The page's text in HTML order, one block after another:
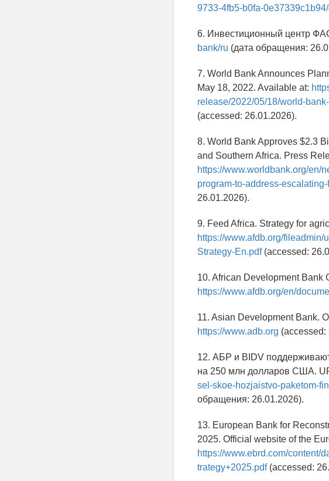
9733-4fb5-b0fa-
6. Инвестиционный центр
bank/ru (дата обращения:
7. World Bank Announces
May 18, 2022. Available at:
release/2022/05/18/world-
(accessed: 26.01.2026).
8. World Bank Approves $2.3
and Southern Africa. Press
https://www.worldbank.org/en/
program-to-address-
26.01.2026).
9. Feed Africa. Strategy for
https://www.afdb.org/
Strategy-En.pdf(accessed:
10. African Development Bank
https://www.afdb.org/en/
11. Asian Development Bank.
https://www.adb.org (accessed:
12. АБР и BIDV
на 250 млн долларов США.
sel-skoe-hozjaistvo-paketom-
обращения: 26.01.2026).
13. European Bank for
2025. Official website of the
https://www.ebrd.com/content/
trategy+2025.pdf(accessed: